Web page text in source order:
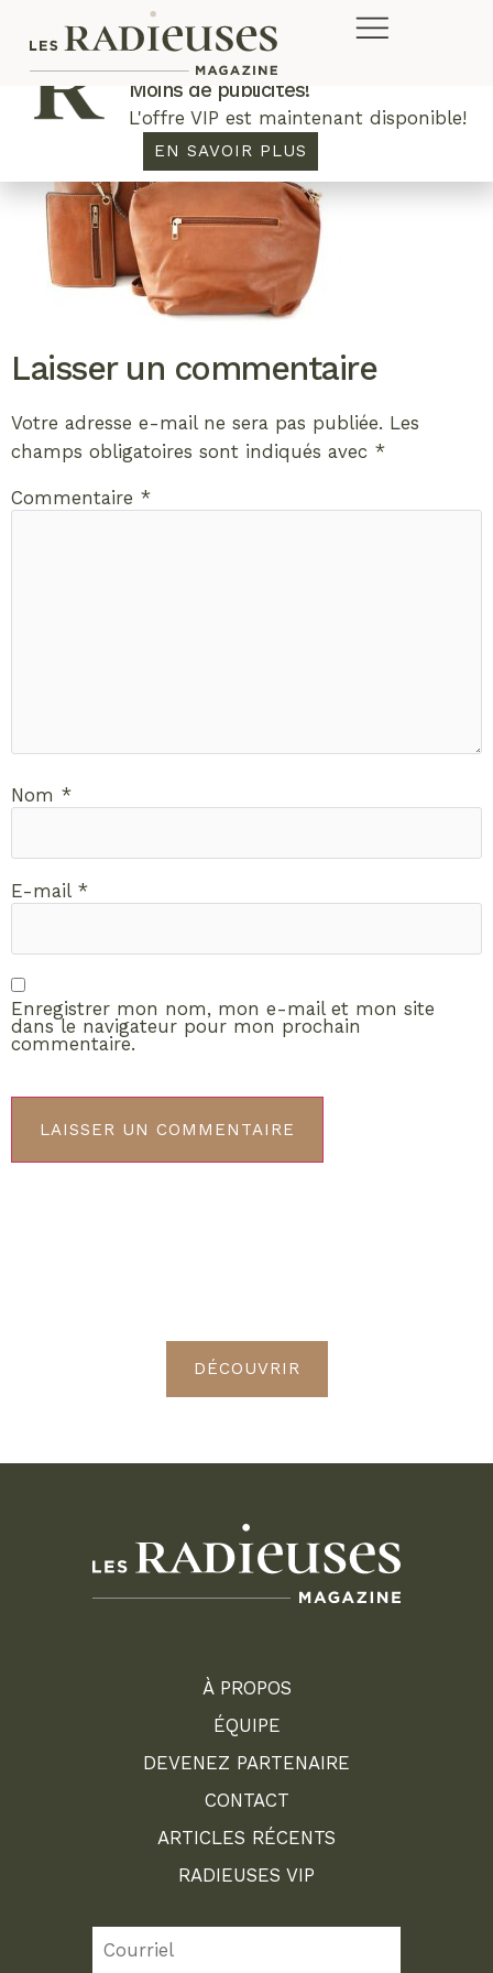
Laisser un commentaire
Votre adresse e-mail ne sera pas publiée. Les
champs obligatoires sont indiqués avec *
Commentaire *
Nom *
E-mail *
Enregistrer mon nom, mon e-mail et mon site
dans le navigateur pour mon prochain
commentaire.
DÉCOUVRIR
À PROPOS
ÉQUIPE
DEVENEZ PARTENAIRE
CONTACT
ARTICLES RÉCENTS
RADIEUSES VIP
Plus de concours. Plus de rabais.
Moins de publicités!
L'offre VIP est maintenant disponible!
EN SAVOIR PLUS